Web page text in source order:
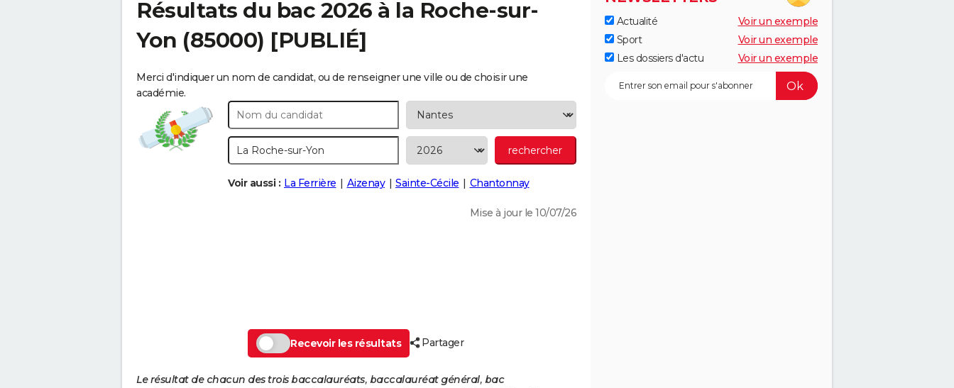
Résultats du bac 2026 à la Roche-sur-
Yon (85000) [PUBLIÉ]
Merci d'indiquer un nom de candidat, ou de renseigner une ville ou de choisir une
académie.
Voir aussi : La Ferrière Aizenay Sainte-Cécile Chantonnay
Mise à jour le 10/07/26
Recevoir les résultats Partager
Le résultat de chacun des trois baccalauréats, baccalauréat général, bac
Actualité
Voir un exemple
Sport
Voir un exemple
Les dossiers d'actu
Voir un exemple